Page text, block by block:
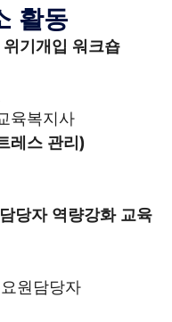
활동
기개입 워크숍
육복지사
레스 관리)
당자 역량강화 교육
원담당자